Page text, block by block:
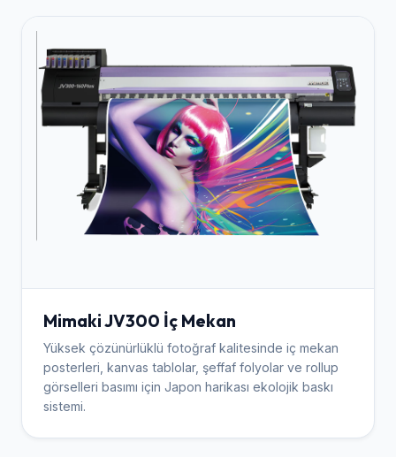
Mimaki JV300 İç Mekan
Yüksek çözünürlüklü fotoğraf kalitesinde iç mekan
posterleri, kanvas tablolar, şeffaf folyolar ve rollup
görselleri basımı için Japon harikası ekolojik baskı
sistemi.